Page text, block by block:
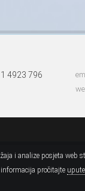
4923 796
i analize posjeta web
pročitajte